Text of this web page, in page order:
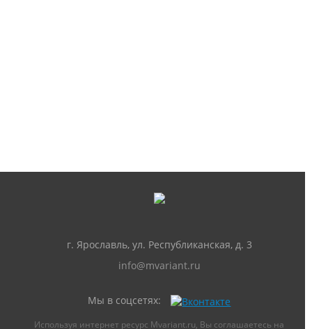
г. Ярославль, ул. Республиканская, д. 3
info@mvariant.ru
Мы в соцсетях:
Используя интернет ресурс Mvariant.ru, Вы соглашаетесь на